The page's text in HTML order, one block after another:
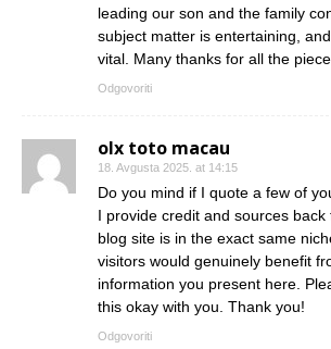
leading our son and the family
subject matter is entertaining,
vital. Many thanks for all the
Odgovoriti
olx toto macau
18. Avgusta 2025. at 14:15
Do you mind if I quote a few of
I provide credit and sources
blog site is in the exact same
visitors would genuinely benefit
information you present here.
this okay with you. Thank you!
Odgovoriti